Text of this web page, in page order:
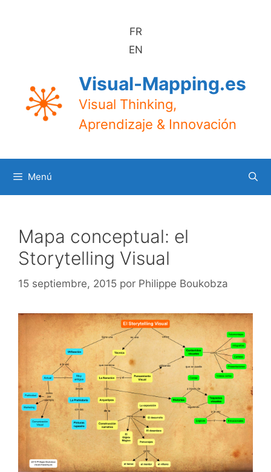
FR
EN
Visual-Mapping.es
Visual Thinking,
Aprendizaje & Innovación
Menú
Mapa conceptual: el
Storytelling Visual
15 septiembre, 2015 por Philippe Boukobza